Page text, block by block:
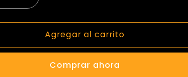
Aumentar
cantidad
para
Chorizo
Agregar al carrito
Comprar ahora